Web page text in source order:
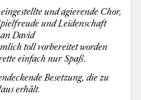
und agierende Chor,
und Leidenschaft
David
toll vorbereitet worden
einfach nur Spaß.
Besetzung, die zu
erhält.